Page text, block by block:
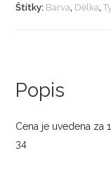
Štítky: Barva, Délka,
Popis
Cena je uvedena za
34